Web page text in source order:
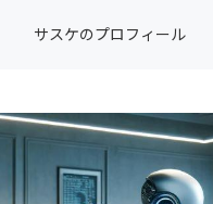
サスケのプロフィール